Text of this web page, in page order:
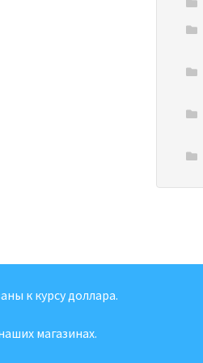
к курсу доллара.
магазинах.